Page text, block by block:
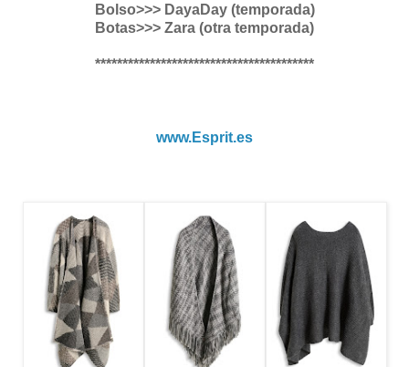
Bolso>>> DayaDay (temporada)
Botas>>> Zara (otra temporada)
****************************************
www.Esprit.es